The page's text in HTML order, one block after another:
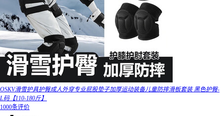
OSKV滑雪护具护臀成人外穿专业屁股垫子加厚运动装备儿童防摔滑板套装 黑色护臀-
L码【110-180斤】
1000条评价